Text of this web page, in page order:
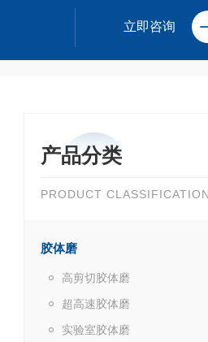
立即咨询
产品分类
PRODUCT CLASSIFICATION
胶体磨
高剪切胶体磨
超高速胶体磨
实验室胶体磨